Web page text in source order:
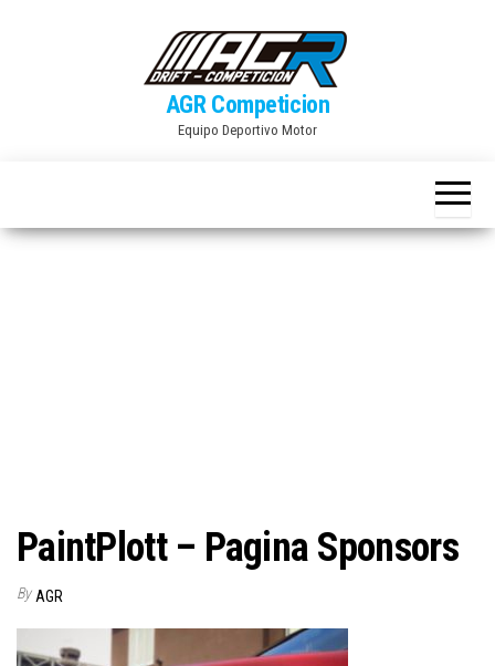
AGR Competicion
Equipo Deportivo Motor
PaintPlott – Pagina Sponsors
By AGR